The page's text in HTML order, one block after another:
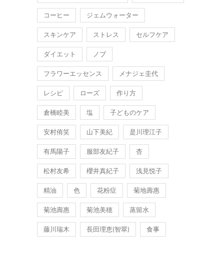
コーヒー ジェムウォーター
スキンケア ストレス セルフケア
ダイエット ノブ
フラワーエッセンス メナジェ圭代
レシピ ローズ 作り方
倉橋睦美 塩 子どものケア
安村侑笑 山下美紀 是川理江子
有馬陽子 服部友紀子 杏
松村友希 櫻井真紀子 浅見悦子
精油 色 花粉症 菊地壽惠
菊池壽惠 菊池美穂 蒸留水
藤川瑞木 長田理恵(智翠) 食事